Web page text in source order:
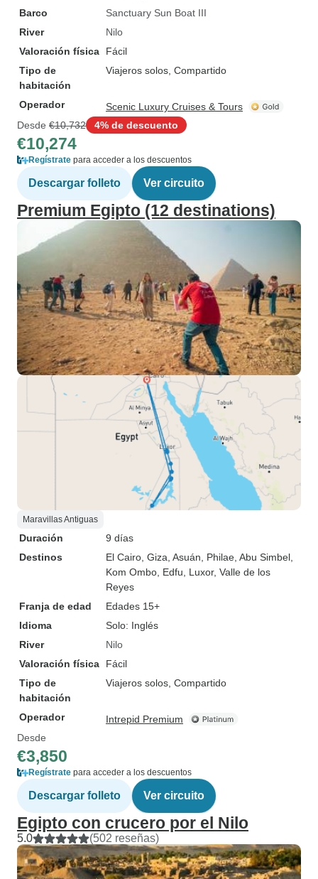
Barco
Sanctuary Sun Boat III
River
Nilo
Valoración física
Fácil
Tipo de
habitación
Viajeros solos, Compartido
Operador
Scenic Luxury Cruises & Tours
Desde €10,732 4% de descuento
€10,274
Regístrate para acceder a los descuentos
Descargar folleto Ver circuito
Premium Egipto (12 destinations)
Maravillas Antiguas
Duración
9 días
Destinos
El Cairo , Giza , Asuán , Philae , Abu Simbel
Kom Ombo , Edfu , Luxor, Valle de los
Reyes
Franja de edad
Edades 15+
Idioma
Solo: Inglés
River
Nilo
Valoración física
Fácil
Tipo de
habitación
Viajeros solos, Compartido
Operador
Intrepid Premium
Desde
€3,850
Regístrate para acceder a los descuentos
Descargar folleto Ver circuito
Egipto con crucero por el Nilo
5.0 (502 reseñas)